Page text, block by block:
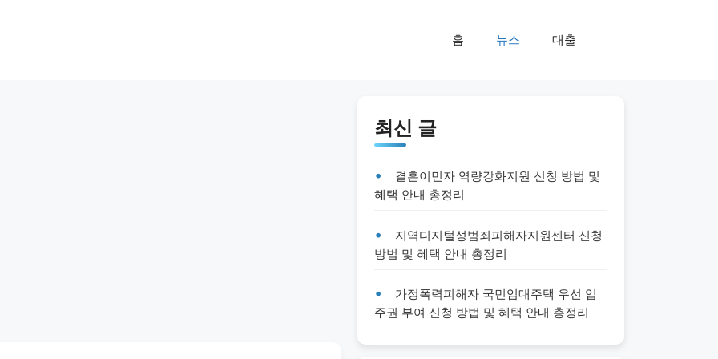
홈 뉴스 대출
최신 글
결혼이민자 역량강화지원 신청 방법 및
혜택 안내 총정리
지역디지털성범죄피해자지원센터 신청
방법 및 혜택 안내 총정리
가정폭력피해자 국민임대주택 우선 입
주권 부여 신청 방법 및 혜택 안내 총정리